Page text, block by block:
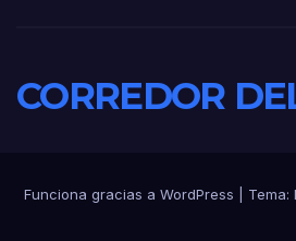
CORREDOR
Funciona gracias a WordPress Tema: